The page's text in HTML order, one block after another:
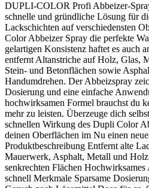
DUPLI-COLOR Profi Abbeizer-
schnelle und gründliche Lösung für
Lackschichten auf verschiedensten
Color Abbeizer Spray die perfekte
gelartigen Konsistenz haftet es auch
entfernt Altanstriche auf Holz, Glas,
Stein- und Betonflächen sowie
Handumdrehen. Der Abbeizspray
Dosierung und eine einfache
hochwirksamen Formel brauchst du
mehr zu leisten. Überzeuge dich
schnellen Wirkung des Dupli Color
deinen Oberflächen im Nu einen
Produktbeschreibung Entfernt alte
Mauerwerk, Asphalt, Metall und
senkrechten Flächen
schnell Merkmale Sparsame